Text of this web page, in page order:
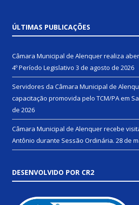
ÚLTIMAS PUBLICAÇÕES
Câmara Municipal de Alenquer realiza
4º Período Legislativo 3 de agosto de 2026
Servidores da Câmara Municipal de
capacitação promovida pelo TCM/PA em
de 2026
Câmara Municipal de Alenquer recebe
Antônio durante Sessão Ordinária. 28 de
DESENVOLVIDO POR CR2